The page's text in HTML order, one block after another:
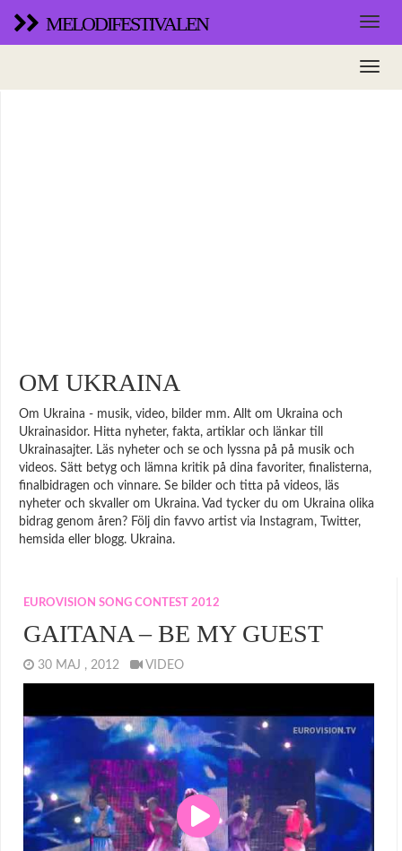
MELODIFESTIVALEN
OM UKRAINA
Om Ukraina - musik, video, bilder mm. Allt om Ukraina och
Ukrainasidor. Hitta nyheter, fakta, artiklar och länkar till
Ukrainasajter. Läs nyheter och se och lyssna på på musik och
videos. Sätt betyg och lämna kritik på dina favoriter, finalisterna,
finalbidragen och vinnare. Se bilder och titta på videos, läs
nyheter och skvaller om Ukraina. Vad tycker du om Ukraina olika
bidrag genom åren? Följ din favvo artist via Instagram, Twitter,
hemsida eller blogg. Ukraina.
EUROVISION SONG CONTEST 2012
GAITANA – BE MY GUEST
30 MAJ , 2012 VIDEO